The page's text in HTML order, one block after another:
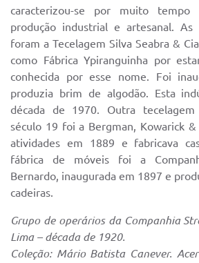
caracterizou-se por muito
produção industrial e artesanal. As
foram a Tecelagem Silva Seabra &
como Fábrica Ypiranguinha por
conhecida por esse nome. Foi
produzia brim de algodão. Esta
década de 1970. Outra
século 19 foi a Bergman, Kowarick
atividades em 1889 e fabricava
fábrica de móveis foi a
Bernardo, inaugurada em 1897 e
cadeiras.
Grupo de operários da Companhia
Lima – década de 1920.
Coleção: Mário Batista Canever.